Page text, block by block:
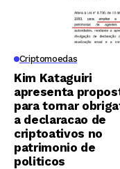
Criptomoedas
Kim Kataguiri
apresenta
para tornar
a declaracao de
criptoativos no
patrimonio de
politicos